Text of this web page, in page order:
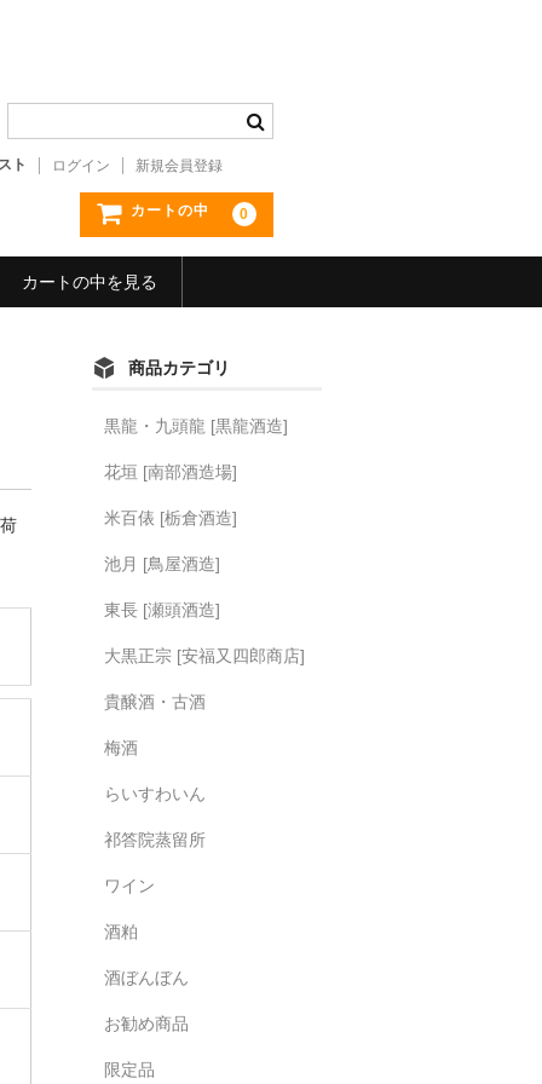
ト ログイン 新規会員登録
カートの中 0
カートの中を見る
商品カテゴリ
黒龍・九頭龍 [黒龍酒造]
花垣 [南部酒造場]
米百俵 [栃倉酒造]
池月 [鳥屋酒造]
東長 [瀬頭酒造]
大黒正宗 [安福又四郎商店]
貴醸酒・古酒
梅酒
らいすわいん
祁答院蒸留所
ワイン
酒粕
酒ぼんぼん
お勧め商品
限定品